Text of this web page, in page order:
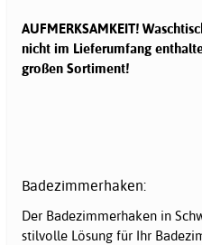
AUFMERKSAMKEIT!
nicht im Lieferumfang
großen Sortiment!
Badezimmerhaken:
Der Badezimmerhaken in
stilvolle Lösung für Ihr